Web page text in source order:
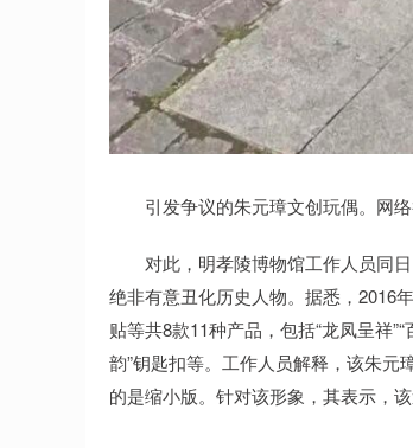
引发争议的朱元璋文创玩偶。网络
对此，明孝陵博物馆工作人员同日
绝非有意丑化历史人物。据悉，2016
贴等共8款11种产品，包括“龙凤呈祥
韵”钥匙扣等。工作人员解释，该朱
的是缩小版。针对该形象，其表示，